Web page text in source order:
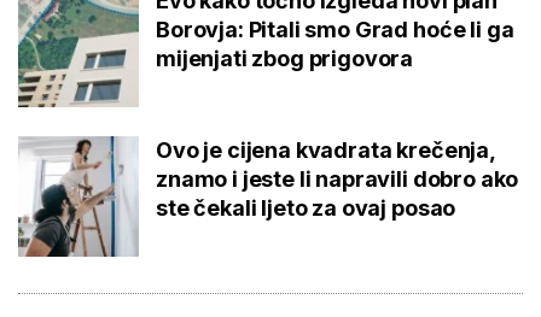
Borovja: Pitali smo Grad hoće li ga
mijenjati zbog prigovora
Ovo je cijena kvadrata krečenja,
znamo i jeste li napravili dobro ako
ste čekali ljeto za ovaj posao